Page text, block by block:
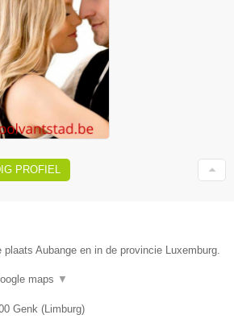
PROFIEL
Aubange en in de provincie Luxemburg.
maps ▼
Genk (Limburg)